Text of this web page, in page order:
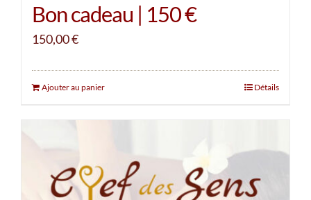
Bon cadeau | 150 €
150,00€
Ajouter au panier Détails